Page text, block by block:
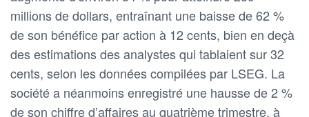
millions de dollars, entraînant une baisse de 62 %
de son bénéfice par action à 12 cents, bien en deçà
des estimations des analystes qui tablaient sur 32
cents, selon les données compilées par LSEG. La
société a néanmoins enregistré une hausse de 2 %
de son chiffre d’affaires au quatrième trimestre, à